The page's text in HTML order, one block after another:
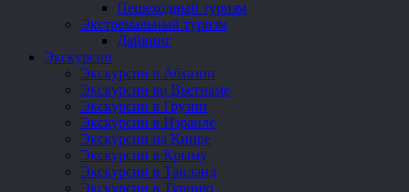
Пешеходный туризм
Экстремальный туризм
Дайвинг
Экскурсии
Экскурсии в Абхазии
Экскурсии во Вьетнаме
Экскурсии в Грузии
Экскурсии в Израиле
Экскурсии на Кипре
Экскурсии в Крыму
Экскурсии в Таиланд
Экскурсии в Турцию